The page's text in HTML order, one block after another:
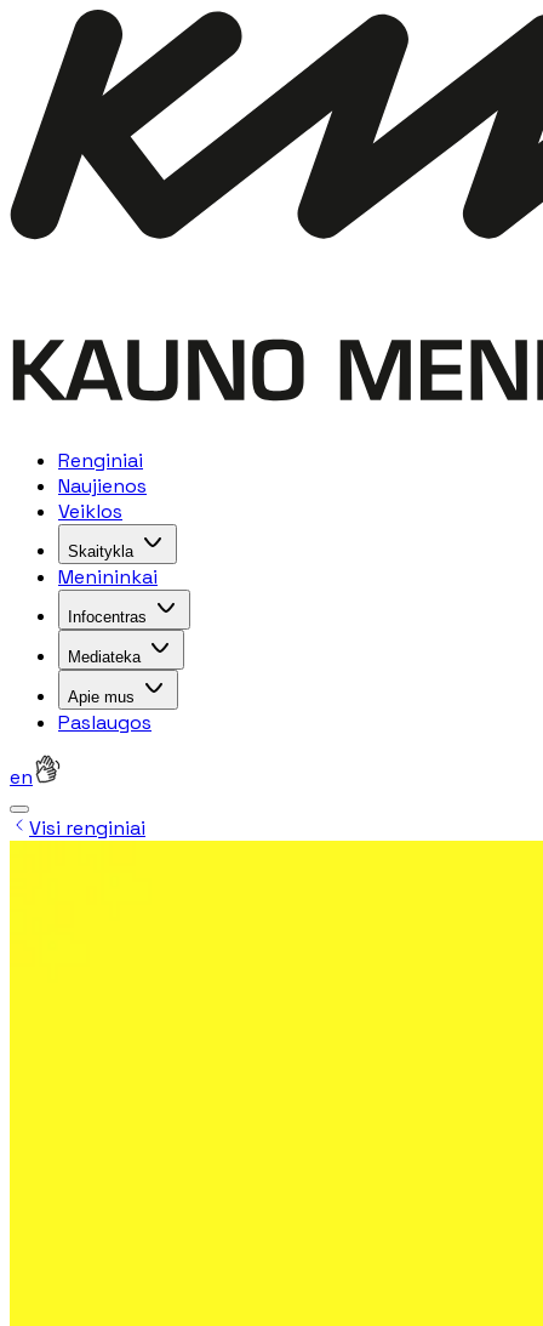
Renginiai
Naujienos
Veiklos
Skaitykla
Menininkai
Infocentras
Mediateka
Apie mus
Paslaugos
en
Visi renginiai